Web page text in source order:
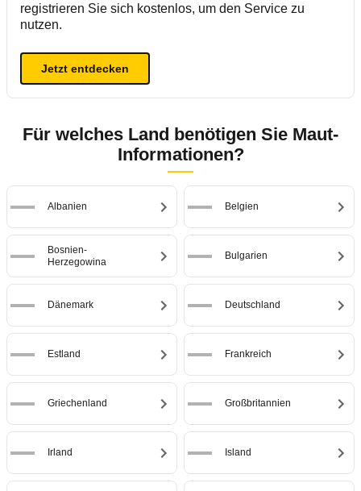
registrieren Sie sich kostenlos, um den Service zu
nutzen.
Jetzt entdecken
Für welches Land benötigen Sie Maut-
Informationen?
Albanien Belgien
Bosnien-
Herzegowina
Bulgarien
Dänemark Deutschland
Estland Frankreich
Griechenland Großbritannien
Irland Island